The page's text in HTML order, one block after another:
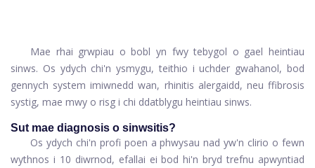
Mae rhai grwpiau o bobl yn fwy tebygol o gael heintiau
sinws. Os ydych chi'n ysmygu, teithio i uchder gwahanol, bod
gennych system imiwnedd wan, rhinitis alergaidd, neu ffibrosis
systig, mae mwy o risg i chi ddatblygu heintiau sinws.
Sut mae diagnosis o sinwsitis?
Os ydych chi'n profi poen a phwysau nad yw'n clirio o fewn
wythnos i 10 diwrnod, efallai ei bod hi'n bryd trefnu apwyntiad